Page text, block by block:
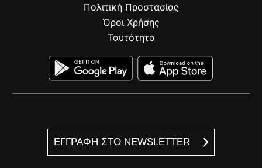
ΕΓΓΡΑΦΗ ΣΤΟ NEWSLETTER
Πολιτική Προστασίας
Όροι Χρήσης
Ταυτότητα